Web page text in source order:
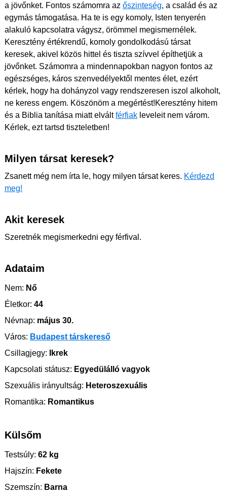
a jövőnket. Fontos számomra az őszinteség, a család és az
egymás támogatása. Ha te is egy komoly, Isten tenyerén
alakuló kapcsolatra vágysz, örömmel megismernélek.
Keresztény értékrendű, komoly gondolkodású társat
keresek, akivel közös hittel és tiszta szívvel építhetjük a
jövőnket. Számomra a mindennapokban nagyon fontos az
egészséges, káros szenvedélyektől mentes élet, ezért
kérlek, hogy ha dohányzol vagy rendszeresen iszol alkoholt,
ne keress engem. Köszönöm a megértést!Keresztény hitem
és a Biblia tanítása miatt elváltférfiak leveleit nem várom.
Kérlek, ezt tartsd tiszteletben!
Milyen társat keresek?
Zsanett még nem írta le, hogy milyen társat keres. Kérdezd
meg!
Akit keresek
Szeretnék megismerkedni egy férfival.
Adataim
Nem: Nő
Életkor: 44
Névnap: május 30.
Város: Budapest társkereső
Csillagjegy: Ikrek
Kapcsolati státusz: Egyedülálló vagyok
Szexuális irányultság: Heteroszexuális
Romantika: Romantikus
Külsőm
Testsúly: 62 kg
Hajszín: Fekete
Szemszín: Barna